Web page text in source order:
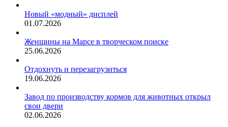
Новый «модный» дисплей
01.07.2026
Женщины на Марсе в творческом поиске
25.06.2026
Отдохнуть и перезагрузиться
19.06.2026
Завод по производству кормов для животных открыл
свои двери
02.06.2026